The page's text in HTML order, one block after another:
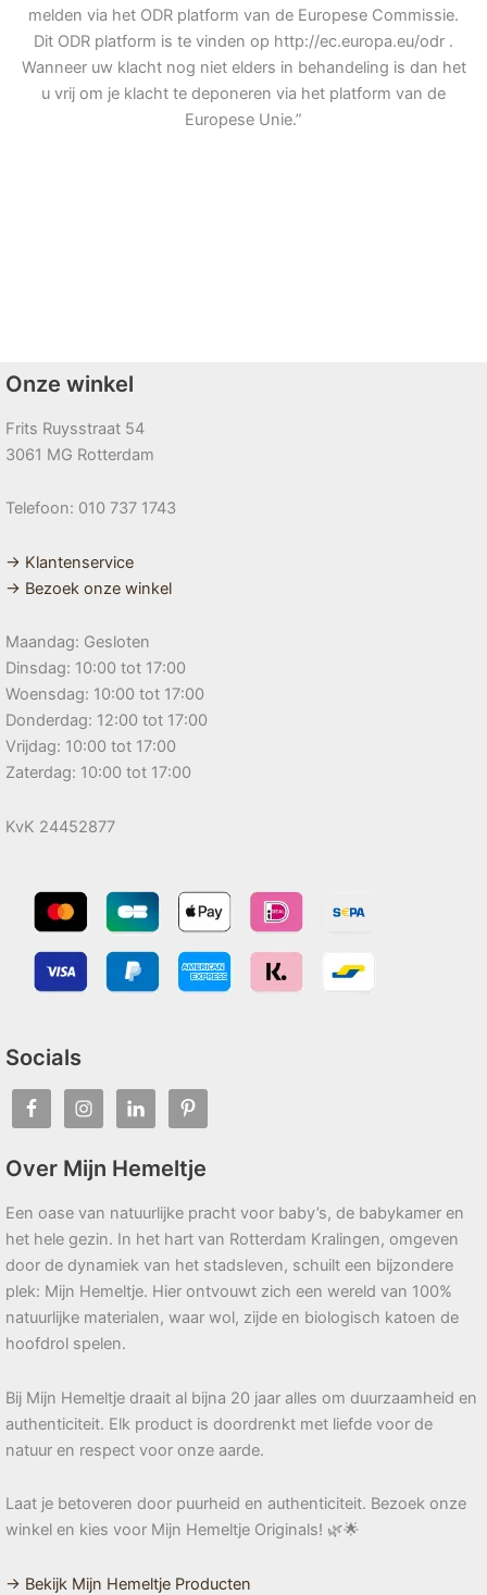
melden via het ODR platform van de Europese Commissie.
Dit ODR platform is te vinden op http://ec.europa.eu/odr .
Wanneer uw klacht nog niet elders in behandeling is dan het
u vrij om je klacht te deponeren via het platform van de
Europese Unie.”
Onze winkel
Frits Ruysstraat 54
3061 MG Rotterdam
Telefoon: 010 737 1743
→ Klantenservice
→ Bezoek onze winkel
Maandag: Gesloten
Dinsdag: 10:00 tot 17:00
Woensdag: 10:00 tot 17:00
Donderdag: 12:00 tot 17:00
Vrijdag: 10:00 tot 17:00
Zaterdag: 10:00 tot 17:00
KvK 24452877
Socials
Over Mijn Hemeltje
Een oase van natuurlijke pracht voor baby’s, de babykamer en
het hele gezin. In het hart van Rotterdam Kralingen, omgeven
door de dynamiek van het stadsleven, schuilt een bijzondere
plek: Mijn Hemeltje. Hier ontvouwt zich een wereld van 100%
natuurlijke materialen, waar wol, zijde en biologisch katoen de
hoofdrol spelen.
Bij Mijn Hemeltje draait al bijna 20 jaar alles om duurzaamheid en
authenticiteit. Elk product is doordrenkt met liefde voor de
natuur en respect voor onze aarde.
Laat je betoveren door puurheid en authenticiteit. Bezoek onze
winkel en kies voor Mijn Hemeltje Originals! 🌿🌟
→ Bekijk Mijn Hemeltje Producten